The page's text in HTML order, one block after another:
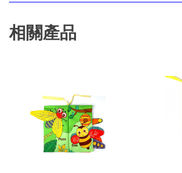
相關產品